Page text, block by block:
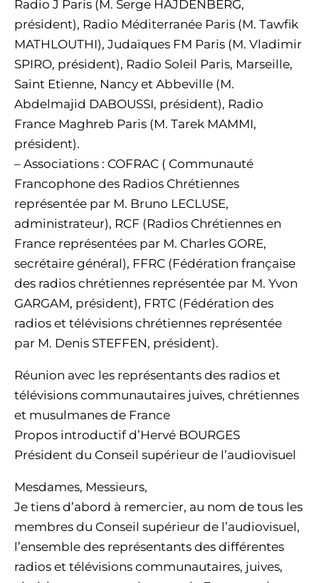
Radio J Paris (M. Serge HAJDENBERG,
président), Radio Méditerranée Paris (M. Tawfik
MATHLOUTHI), Judaïques FM Paris (M. Vladimir
SPIRO, président), Radio Soleil Paris, Marseille,
Saint Etienne, Nancy et Abbeville (M.
Abdelmajid DABOUSSI, président), Radio
France Maghreb Paris (M. Tarek MAMMI,
président).
– Associations : COFRAC ( Communauté
Francophone des Radios Chrétiennes
représentée par M. Bruno LECLUSE,
administrateur), RCF (Radios Chrétiennes en
France représentées par M. Charles GORE,
secrétaire général), FFRC (Fédération française
des radios chrétiennes représentée par M. Yvon
GARGAM, président), FRTC (Fédération des
radios et télévisions chrétiennes représentée
par M. Denis STEFFEN, président).
Réunion avec les représentants des radios et
télévisions communautaires juives, chrétiennes
et musulmanes de France
Propos introductif d’Hervé BOURGES
Président du Conseil supérieur de l’audiovisuel
Mesdames, Messieurs,
Je tiens d’abord à remercier, au nom de tous les
membres du Conseil supérieur de l’audiovisuel,
l’ensemble des représentants des différentes
radios et télévisions communautaires, juives,